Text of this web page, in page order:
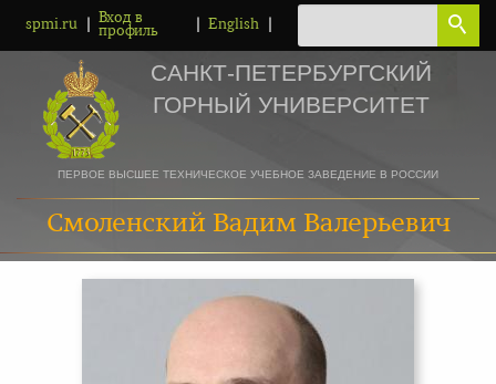
spmi.ru
Вход в
профиль
English
САНКТ-ПЕТЕРБУРГСКИЙ
ГОРНЫЙ УНИВЕРСИТЕТ
ПЕРВОЕ ВЫСШЕЕ ТЕХНИЧЕСКОЕ УЧЕБНОЕ ЗАВЕДЕНИЕ В РОССИИ
Смоленский Вадим Валерьевич